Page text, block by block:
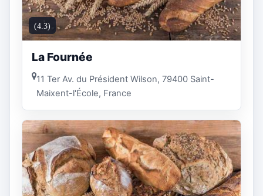
(4.3)
La Fournée
11 Ter Av. du Président Wilson, 79400 Saint-
Maixent-l'École, France